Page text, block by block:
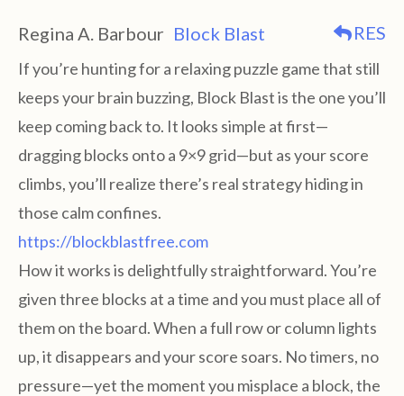
Regina A. Barbour Block Blast RES
If you’re hunting for a relaxing puzzle game that still
keeps your brain buzzing, Block Blast is the one you’ll
keep coming back to. It looks simple at first—
dragging blocks onto a 9×9 grid—but as your score
climbs, you’ll realize there’s real strategy hiding in
those calm confines.
https://blockblastfree.com
How it works is delightfully straightforward. You’re
given three blocks at a time and you must place all of
them on the board. When a full row or column lights
up, it disappears and your score soars. No timers, no
pressure—yet the moment you misplace a block, the